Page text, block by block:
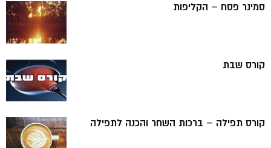
סמינר פסח – הקליפות
קורס שבת
קורס תפילה – ברכות השחר והכנה לתפילה